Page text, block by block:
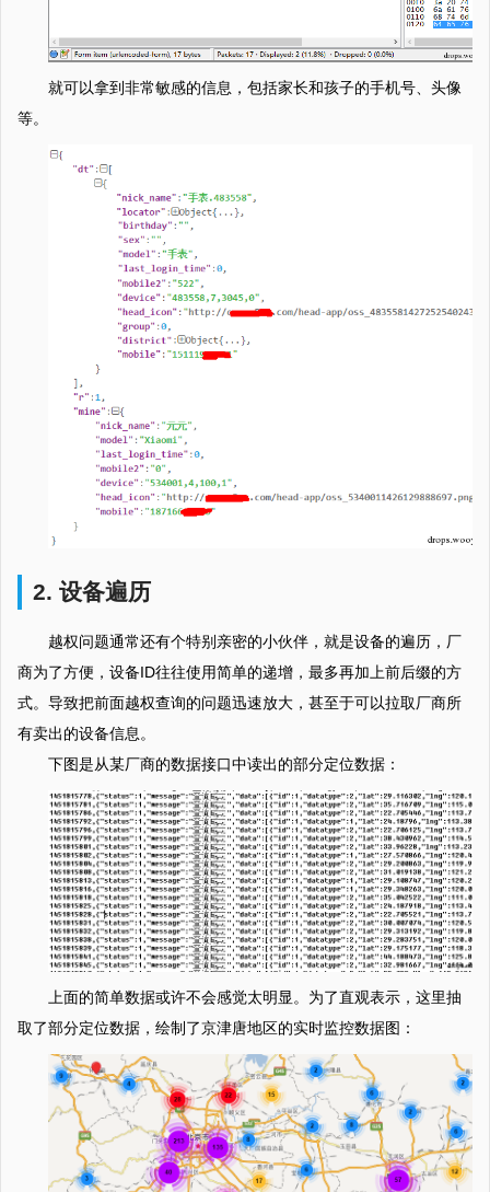
就可以拿到非常敏感的信息，包括家长和孩子的手机号、头像
等。
2. 设备遍历
越权问题通常还有个特别亲密的小伙伴，就是设备的遍历，厂
商为了方便，设备ID往往使用简单的递增，最多再加上前后缀的方
式。导致把前面越权查询的问题迅速放大，甚至于可以拉取厂商所
有卖出的设备信息。
下图是从某厂商的数据接口中读出的部分定位数据：
上面的简单数据或许不会感觉太明显。为了直观表示，这里抽
取了部分定位数据，绘制了京津唐地区的实时监控数据图：